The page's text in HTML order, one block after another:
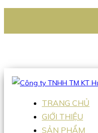
Hotline:0938 336 079
TRANG CHỦ
GIỚI THIỆU
SẢN PHẨM